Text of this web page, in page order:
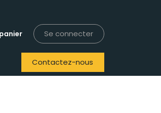
Se connecter
Contactez-nous